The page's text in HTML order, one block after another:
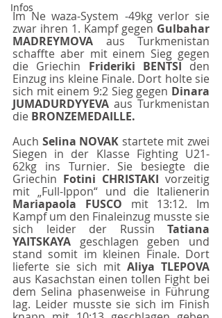
Infos
Im Ne waza-System -49kg verlor sie
zwar ihren 1. Kampf gegen Gulbahar
MADREYMOVA aus Turkmenistan
schaffte aber mit einem Sieg gegen
die Griechin Frideriki BENTSI den
Einzug ins kleine Finale. Dort holte sie
sich mit einem 9:2 Sieg gegen Dinara
JUMADURDYYEVA aus Turkmenistan
die BRONZEMEDAILLE.
Auch Selina NOVAK startete mit zwei
Siegen in der Klasse Fighting U21-
62kg ins Turnier. Sie besiegte die
Griechin Fotini CHRISTAKI vorzeitig
Mariapaola FUSCO mit 13:12. Im
Kampf um den Finaleinzug musste sie
sich leider der Russin Tatiana
YAITSKAYA geschlagen geben und
stand somit im kleinen Finale. Dort
lieferte sie sich mit
aus Kasachstan einen tollen Fight bei
dem Selina phasenweise in Führung
lag. Leider musste sie sich im Finish